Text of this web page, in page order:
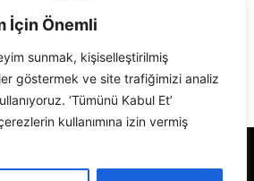
İçin Önemli
sunmak, kişiselleştirilmiş
göstermek ve site trafiğimizi analiz
‘Tümünü Kabul Et’
kullanımına izin vermiş
Gazetesi